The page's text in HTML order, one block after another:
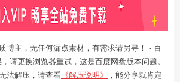
博主，无任何漏点素材，有需求请另寻！ - 百
请更换浏览器重试，这是百度网盘版本问题。
法解压，请查看 《解压说明》
，能分享就肯定